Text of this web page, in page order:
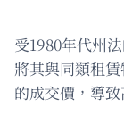
受1980年代州
將其與同類租
的成交價，導